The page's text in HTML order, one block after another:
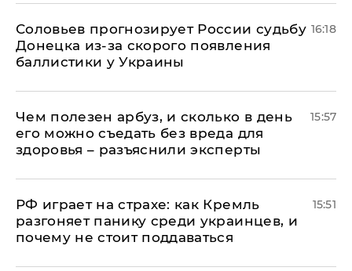
Соловьев прогнозирует России судьбу
Донецка из-за скорого появления
баллистики у Украины
16:18
Чем полезен арбуз, и сколько в день
его можно съедать без вреда для
здоровья – разъяснили эксперты
15:57
РФ играет на страхе: как Кремль
разгоняет панику среди украинцев, и
почему не стоит поддаваться
15:51